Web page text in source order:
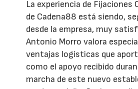
La experiencia de Fijaciones
de Cadena88 está siendo,
desde la empresa, muy
Antonio Morro valora
ventajas logísticas que
como el apoyo recibido
marcha de este nuevo